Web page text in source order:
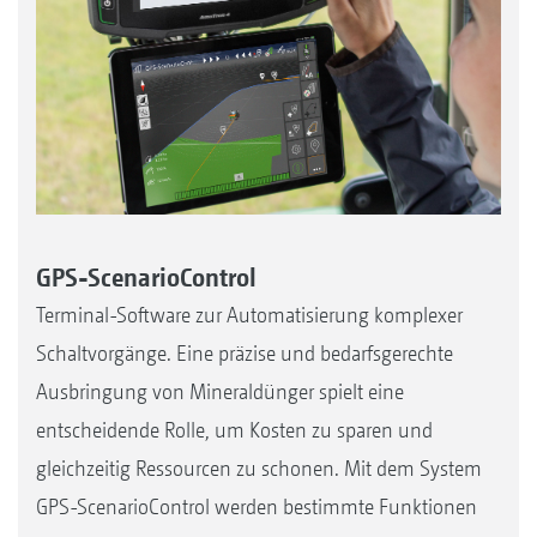
GPS-ScenarioControl
Terminal-Software zur Automatisierung komplexer
Schaltvorgänge. Eine präzise und bedarfsgerechte
Ausbringung von Mineraldünger spielt eine
entscheidende Rolle, um Kosten zu sparen und
gleichzeitig Ressourcen zu schonen. Mit dem System
GPS-ScenarioControl werden bestimmte Funktionen